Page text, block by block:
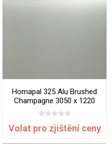
Homapal 325 Alu Brushed
Champagne 3050 x 1220
mm x 1 mm
Volat pro zjištění ceny